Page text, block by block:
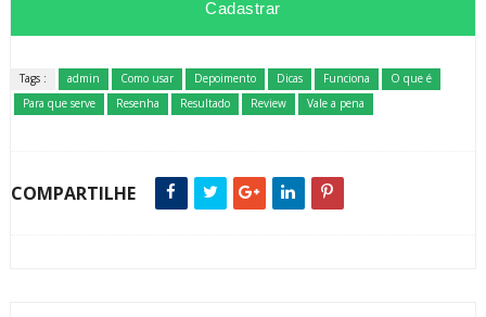
Tags : admin Como usar Depoimento Dicas Funciona
O que é
Para que serve
Resenha Resultado Review Vale a pena
COMPARTILHE